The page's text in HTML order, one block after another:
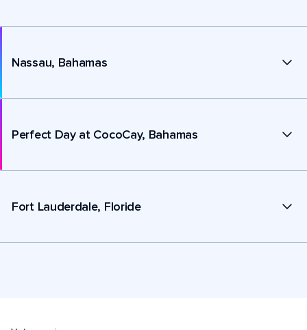
Nassau, Bahamas
Perfect Day at CocoCay, Bahamas
Fort Lauderdale, Floride